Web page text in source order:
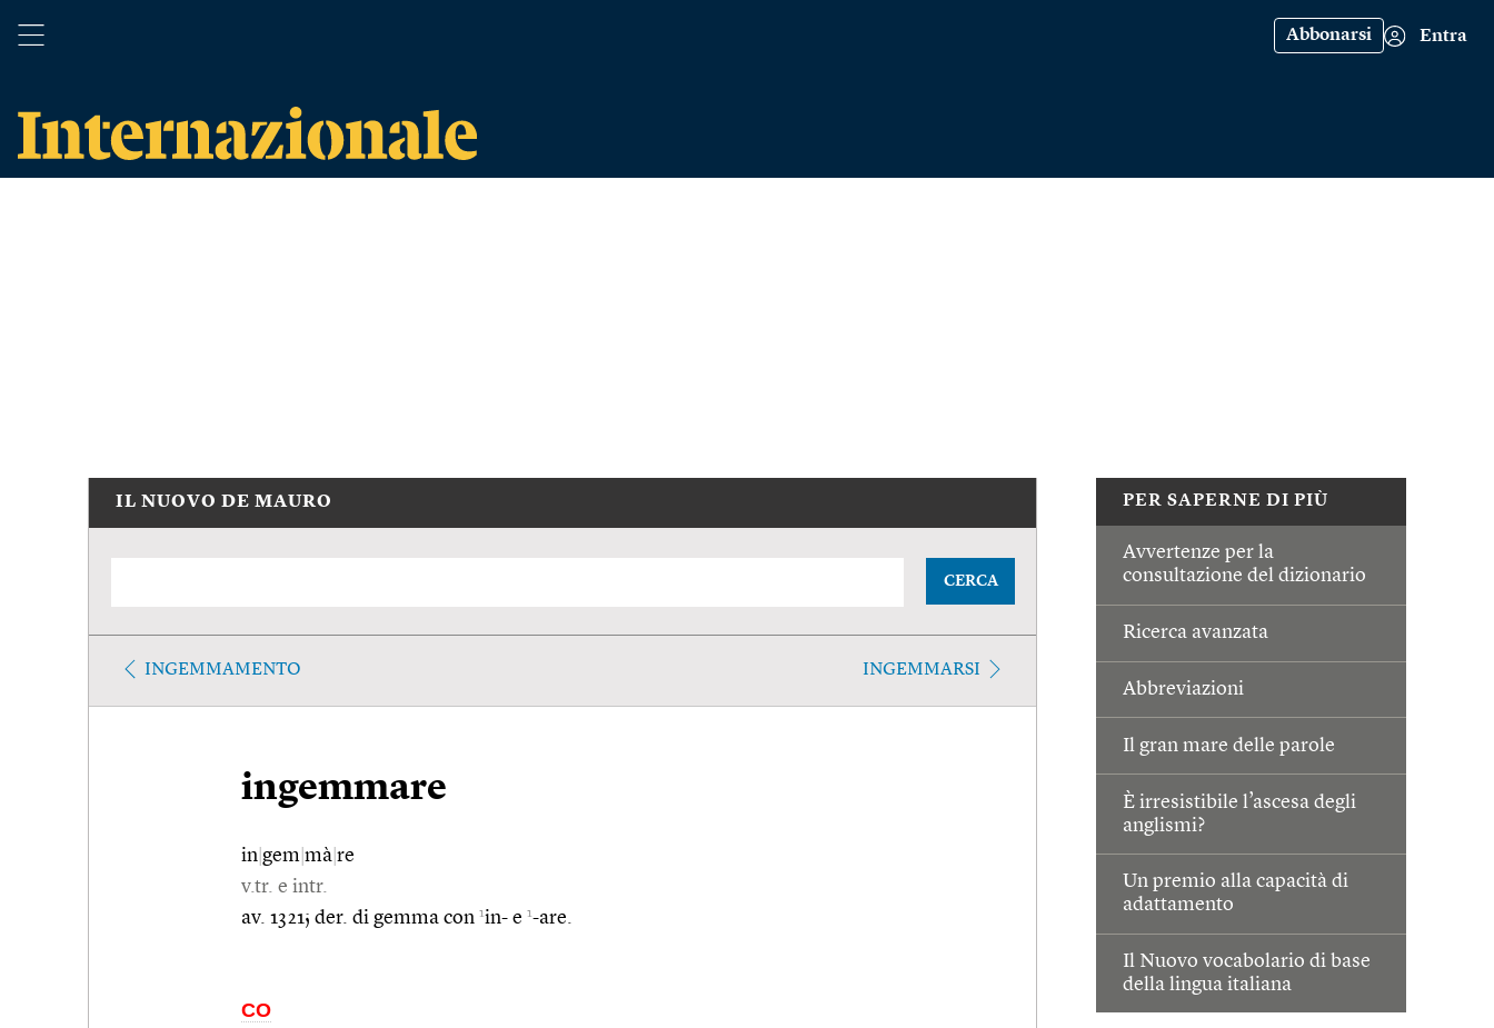
Abbonarsi Entra
PER SAPERNE DI PIÙ
Avvertenze per la
consultazione del dizionario
Ricerca avanzata
Abbreviazioni
Il gran mare delle parole
È irresistibile l’ascesa degli
anglismi?
Un premio alla capacità di
adattamento
Il Nuovo vocabolario di base
della lingua italiana
IL NUOVO DE MAURO
CERCA
INGEMMAMENTO INGEMMARSI
ingemmare
in gem mà re
v.tr. e intr.
av. 1321; der. di gemma con 1in- e 1-are.
CO